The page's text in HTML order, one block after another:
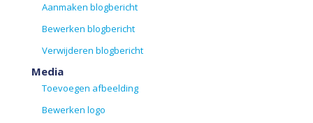
Aanmaken blogbericht
Bewerken blogbericht
Verwijderen blogbericht
Media
Toevoegen afbeelding
Bewerken logo